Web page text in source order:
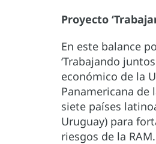
Proyecto
En este balance
‘Trabajando
económico de la
Panamericana de
siete países
Uruguay) para
riesgos de la RAM.